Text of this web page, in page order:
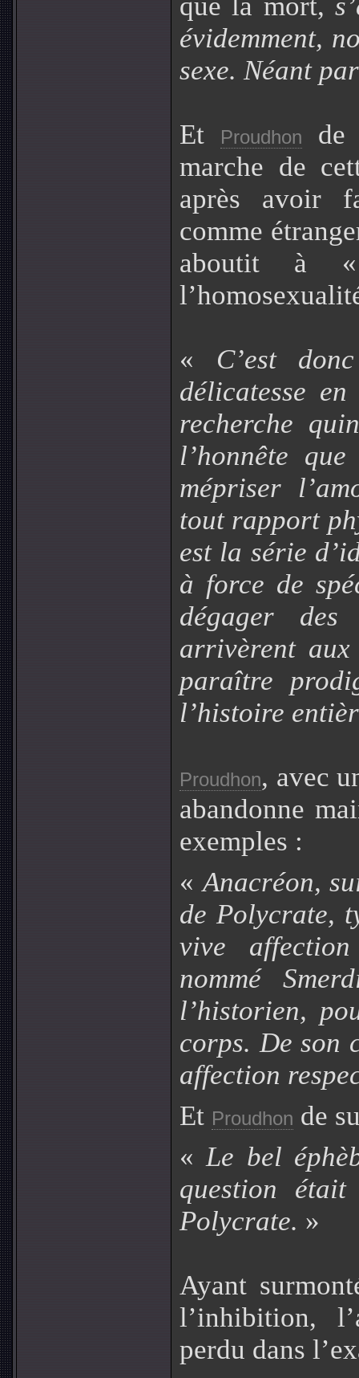
évidemment,
sexe. Néant
Et Proudhon
de
marche de
après avoir
comme
aboutit à
« C’est
délicatesse
recherche
l’honnête
mépriser
tout rapport
est la série
à force de
dégager
arrivèrent
paraître
l’histoire
Proudhon, avec
abandonne
exemples :
«Anacréon,
de Polycrate,
vive
nommé
l’historien,
corps. De son
affection
Et Proudhon de
«Le bel
question
Polycrate. »
Ayant
l’inhibition,
perdu dans